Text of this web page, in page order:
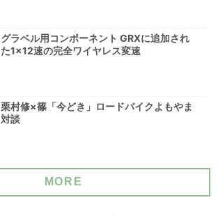
グラベル用コンポーネント GRXに追加され
た1×12速の完全ワイヤレス変速
栗村修×篠「今どき」ロードバイクよもやま
対談
MORE